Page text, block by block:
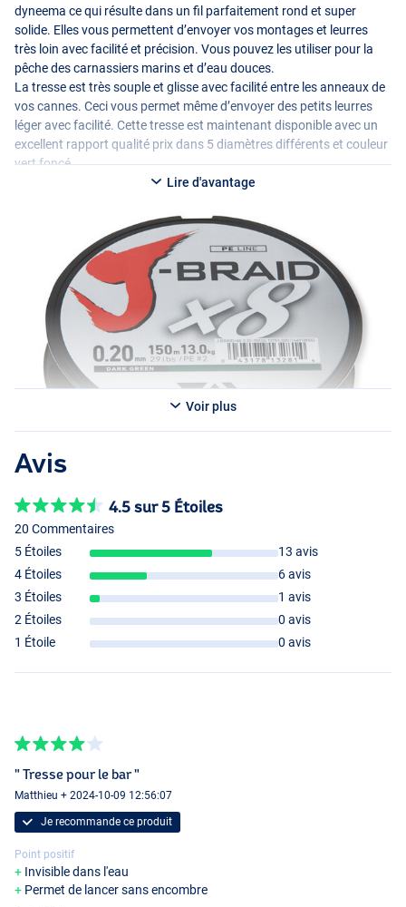
dyneema ce qui résulte dans un fil parfaitement rond et super
solide. Elles vous permettent d’envoyer vos montages et leurres
très loin avec facilité et précision. Vous pouvez les utiliser pour la
pêche des carnassiers marins et d’eau douces.
La tresse est très souple et glisse avec facilité entre les anneaux de
vos cannes. Ceci vous permet même d’envoyer des petits leurres
léger avec facilité. Cette tresse est maintenant disponible avec un
excellent rapport qualité prix dans 5 diamètres différents et couleur
vert foncé.
Lire d'avantage
Voir plus
Avis
4.5 sur 5 Étoiles
20 Commentaires
5 Étoiles
13 avis
4 Étoiles
6 avis
3 Étoiles
1 avis
2 Étoiles
0 avis
1 Étoile
0 avis
" Tresse pour le bar "
Matthieu + 2024-10-09 12:56:07
Je recommande ce produit
Point positif
Invisible dans l'eau
Permet de lancer sans encombre